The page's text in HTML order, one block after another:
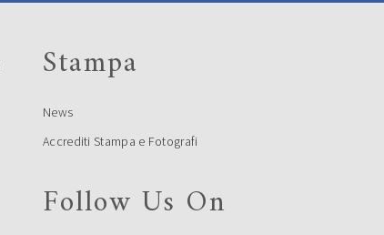
Stampa
News
Accrediti Stampa e Fotografi
Follow Us On